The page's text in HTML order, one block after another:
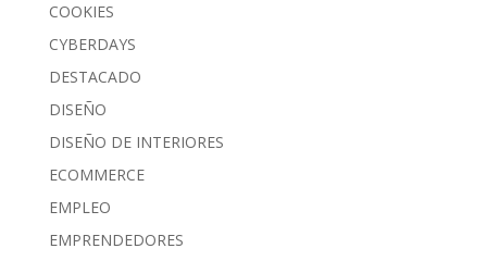
COOKIES
CYBERDAYS
DESTACADO
DISEÑO
DISEÑO DE INTERIORES
ECOMMERCE
EMPLEO
EMPRENDEDORES